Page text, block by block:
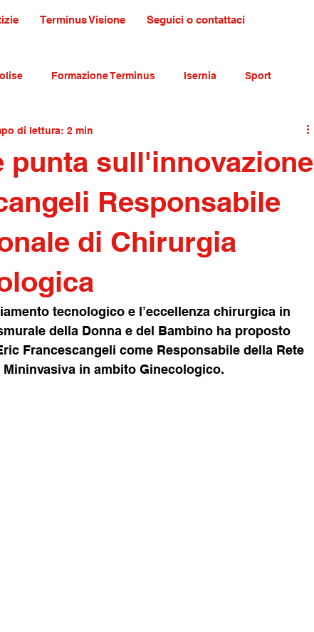
Terminus Visione Seguici o contattaci
Formazione Terminus Isernia Sport
primo piano
punta sull'innovazione
Responsabile
di Chirurgia
di lettura: 2 min
tecnologico e l’eccellenza chirurgica in
della Donna e del Bambino ha proposto
Francescangeli come Responsabile della Rete
in ambito Ginecologico.